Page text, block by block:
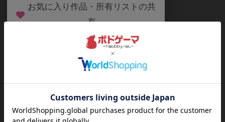
お気に入り作品・所有リストの共
有
ログイン / 会員登録（10秒）
または
メールで会員登録
メカニクス特集
掲示板・トピックス
ボドとも・会員一覧
ボードゲーム業界コラム
ボドゲーマご利用案内